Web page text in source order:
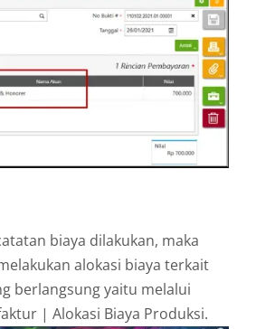
biaya dilakukan, maka
alokasi biaya terkait
berlangsung yaitu melalui
| Alokasi Biaya Produksi.